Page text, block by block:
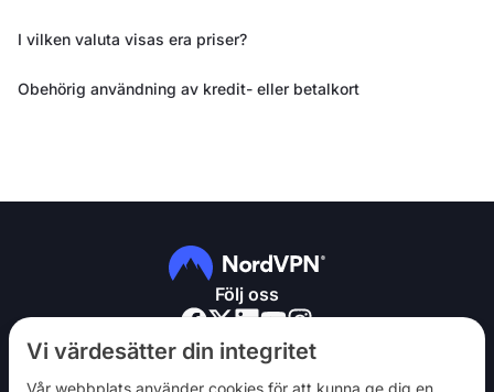
Vi värdesätter din integritet
Vår webbplats använder cookies för att kunna ge dig en
I vilken valuta visas era priser?
Obehörig användning av kredit- eller betalkort
Följ oss